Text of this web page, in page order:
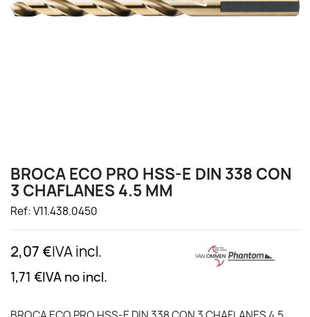
BROCA ECO PRO HSS-E DIN 338 CON
3 CHAFLANES 4.5 MM
Ref: V11.438.0450
2,07 €IVA incl.
1,71 €IVA no incl.